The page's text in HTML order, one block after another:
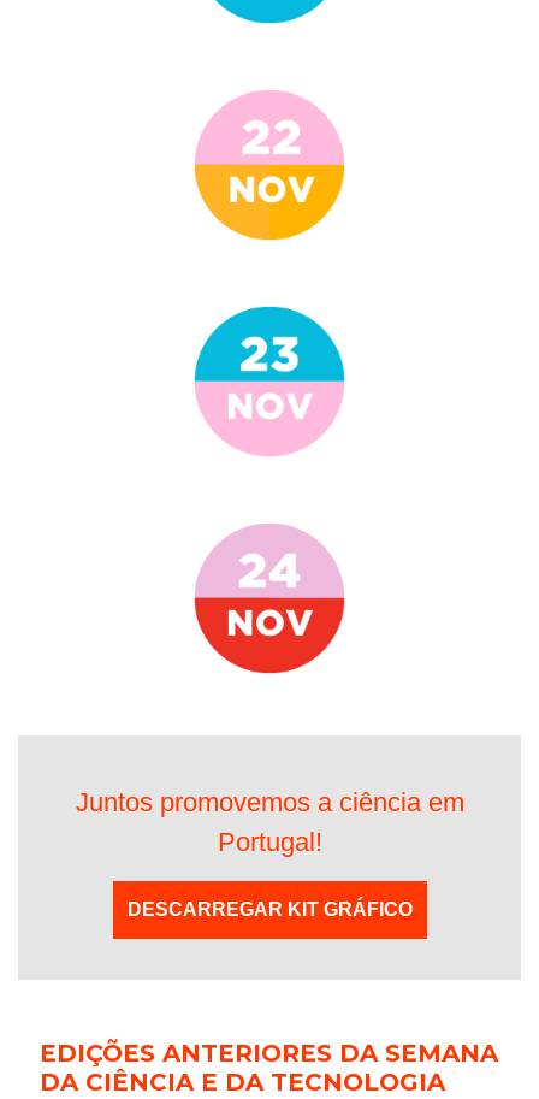
Juntos promovemos a ciência em
Portugal!
DESCARREGAR KIT GRÁFICO
EDIÇÕES ANTERIORES DA SEMANA
DA CIÊNCIA E DA TECNOLOGIA